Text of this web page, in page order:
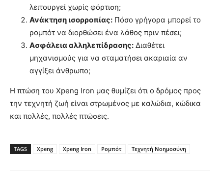
λειτουργεί χωρίς φόρτιση;
Ανάκτηση ισορροπίας: Πόσο γρήγορα μπορεί το
ρομπότ να διορθώσει ένα λάθος πριν πέσει;
Ασφάλεια αλληλεπίδρασης: Διαθέτει
μηχανισμούς για να σταματήσει ακαριαία αν
αγγίξει άνθρωπο;
Η πτώση του Xpeng Iron μας θυμίζει ότι ο δρόμος προς
την τεχνητή ζωή είναι στρωμένος με καλώδια, κώδικα
και πολλές, πολλές πτώσεις.
TAGS Xpeng Xpeng Iron Ρομπότ Τεχνητή Νοημοσύνη